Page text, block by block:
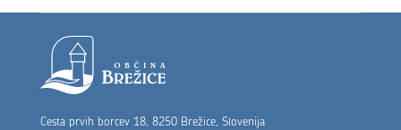
Noga strani
Cesta prvih borcev 18, 8250 Brežice, Slovenija